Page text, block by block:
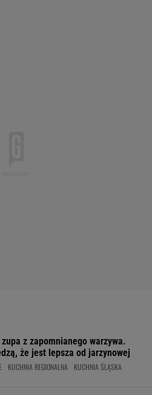
z zapomnianego warzywa.
że jest lepsza od jarzynowej
KUCHNIA REGIONALNA KUCHNIA ŚLĄSKA